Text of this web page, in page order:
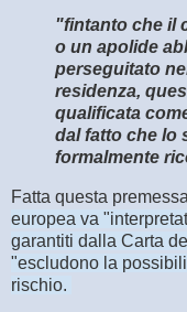
"fintanto che il
o un apolide
perseguitato
residenza,
qualificata
dal fatto che lo
formalmente
Fatta questa
europea va
garantiti dalla Carta
"escludono la
rischio.